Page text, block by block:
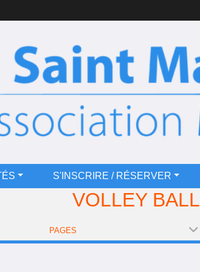
S'INSCRIRE / RÉSERVER
VOLLEY BALL
PAGES